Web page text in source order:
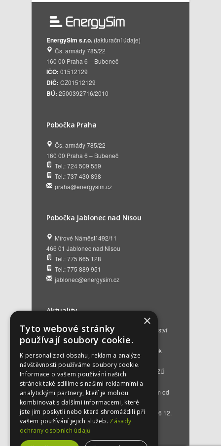
EnergySim s.r.o. (fakturační údaje)
Čs. armády 785/22
160 00 Praha 6 – Bubeneč
IČO: 01512129
DIČ: CZ01512129
BÚ: 2500392716/2010
Pobočka Praha
Čs. armády 785/22
160 00 Praha 6 – Bubeneč
Tel.: 724 509 559
Tel.: 737 430 898
praha@energysim.cz
Pobočka Jablonec nad Nisou
Mírové Náměstí 492/11
466 01 Jablonec nad Nisou
Tel.: 775 665 128
Tel.: 775 889 951
jablonec@energysim.cz
Aktuality
Renovační pasy budov a dotační poradenství
12. 6. 2026
Přehled hlavních změn a nových podmínek
NZÚ 2026 28. 5. 2026
Kompenzace za projektovou přípravu v NZÚ
2025
25. 3. 2026
Novinky v programu Nová zelená úsporám od
roku 2026 16. 3. 2026
Bezplatné poradenství EKIS od 01.01.2026 12.
12. 2025
×
Tyto webové stránky
používají soubory cookie.
K personalizaci obsahu, reklam a analýze
návštěvnosti používáme soubory cookie.
Informace o vašem používání našich
stránek také sdílíme s našimi reklamními a
analytickými partnery, kteří je mohou
kombinovat s dalšími informacemi, které
jste jim poskytli nebo které shromáždili při
vašem používání jejich služeb. Zásady
ochrany osobních údajů